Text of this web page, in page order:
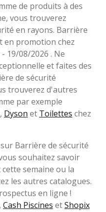
de produits à des
vous trouverez
en rayons. Barrière
en promotion chez
19/08/2026 . Ne
et faites des
de sécurité
trouverez d'autres
par exemple
, Dyson et Toilettes chez
Barrière de sécurité
souhaitez savoir
semaine ou la
les autres catalogues.
en ligne !
, Cash Piscines etShopix